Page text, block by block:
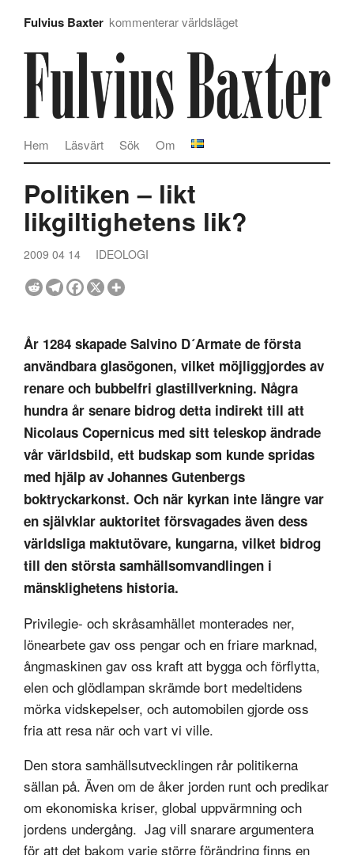
Fulvius Baxter kommenterar världsläget
Om
Sök
Läsvärt
Hem
Politiken – likt
likgiltighetens lik?
2009 04 14 IDEOLOGI
År 1284 skapade Salvino D´Armate de första
användbara glasögonen, vilket möjliggjordes av
renare och bubbelfri glastillverkning. Några
hundra år senare bidrog detta indirekt till att
Nicolaus Copernicus med sitt teleskop ändrade
vår världsbild, ett budskap som kunde spridas
med hjälp av Johannes Gutenbergs
boktryckarkonst. Och när kyrkan inte längre var
en självklar auktoritet försvagades även dess
världsliga maktutövare, kungarna, vilket bidrog
till den största samhällsomvandlingen i
mänsklighetens historia.
Privilegie- och skråsamhället monterades ner,
lönearbete gav oss pengar och en friare marknad,
ångmaskinen gav oss kraft att bygga och förflytta,
elen och glödlampan skrämde bort medeltidens
mörka vidskepelser, och automobilen gjorde oss
fria att resa när och vart vi ville.
Den stora samhällsutvecklingen rår politikerna
sällan på. Även om de åker jorden runt och predikar
om ekonomiska kriser, global uppvärmning och
jordens undergång. Jag vill snarare argumentera
för att det bakom varje större förändring finns en